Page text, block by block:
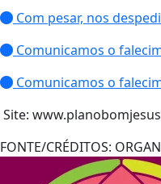
Com pesar, nos
Comunicamos o
Comunicamos o
Site:
FONTE/CRÉDITOS: